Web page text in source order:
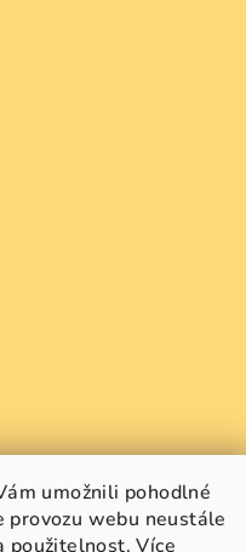
umožnili pohodlné
provozu webu neustále
použitelnost.Více